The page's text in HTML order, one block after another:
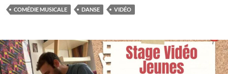
COMÉDIE MUSICALE DANSE VIDÉO